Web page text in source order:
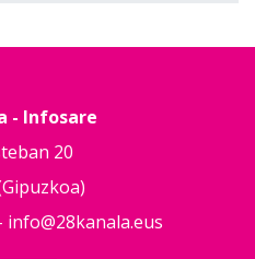
- Infosare
20
info@28kanala.eus